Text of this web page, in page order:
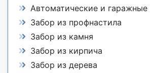
Автоматические и гаражные
Забор из профнастила
Забор из камня
Забор из кирпича
Забор из дерева